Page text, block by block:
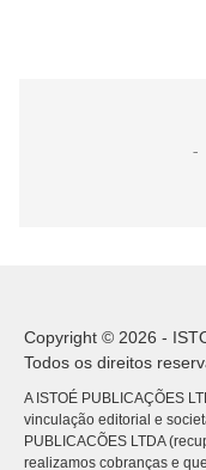
Copyright © 2026 -
Todos os direitos
A ISTOÉ PUBLICAÇÕES
vinculação editorial e
PUBLICACÕES LTDA
realizamos cobranças e